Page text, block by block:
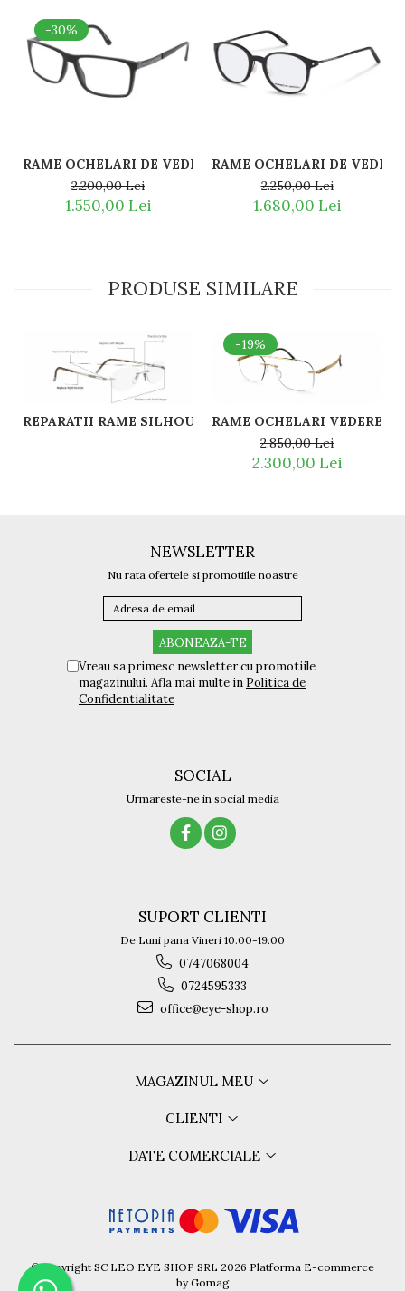
-30%
RAME OCHELARI DE VEDERE PORSCHE DESIGN P8260 A
2.200,00 Lei
1.550,00 Lei
RAME OCHELARI DE
2.250,00 Lei
1.680,00 Lei
PRODUSE SIMILARE
REPARATII RAME SILHOUETTE ȘI COMENZI DE PIESE
-19%
RAME OCHELARI VEDERE
2.850,00 Lei
2.300,00 Lei
NEWSLETTER
Nu rata ofertele si promotiile noastre
Vreau sa primesc newsletter cu promotiile
magazinului. Afla mai multe in Politica de
Confidentialitate
SOCIAL
Urmareste-ne in social media
SUPORT CLIENTI
De Luni pana Vineri 10.00-19.00
0747068004
0724595333
office@eye-shop.ro
MAGAZINUL MEU
CLIENTI
DATE COMERCIALE
©Copyright SC LEO EYE SHOP SRL 2026 Platforma E-commerce
by Gomag